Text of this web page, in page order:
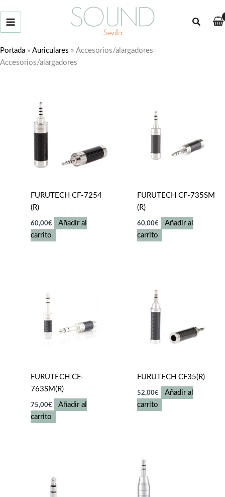
Buscar
Portada » Auriculares » Accesorios/alargadores
Accesorios/alargadores
FURUTECH CF-7254
(R)
60,00€
Añadir al
carrito
FURUTECH CF-735SM
(R)
60,00€
Añadir al
carrito
FURUTECH CF-
763SM(R)
75,00€
Añadir al
carrito
FURUTECH CF35(R)
52,00€
Añadir al
carrito